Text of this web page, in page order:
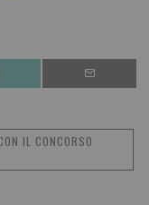
IL CONCORSO